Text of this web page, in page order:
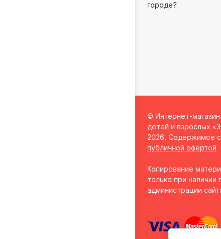
городе?
© Интернет-
детей и взрослых
2026. Содержимое
публичной офертой
Копирование
только при наличии
администрации